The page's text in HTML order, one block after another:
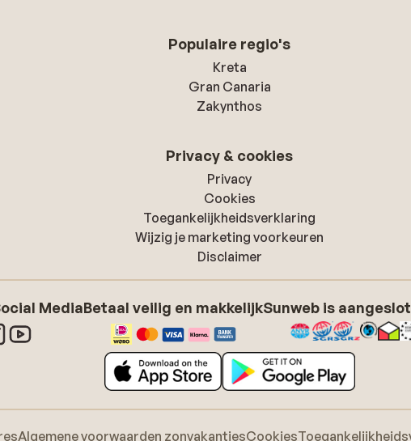
Populaire regio's
Kreta
Gran Canaria
Zakynthos
Privacy & cookies
Privacy
Cookies
Toegankelijkheidsverklaring
Wijzig je marketing voorkeuren
Disclaimer
MediaBetaal veilig en makkelijkSunweb is
Algemene voorwaarden zonvakantiesCookies